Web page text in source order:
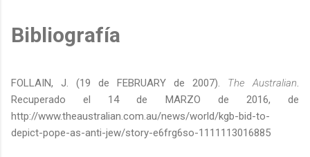
Bibliografía
FOLLAIN, J. (19 de FEBRUARY de 2007). The Australian
Recuperado el 14 de MARZO de 2016, de
http://www.theaustralian.com.au/news/world/kgb-bid-to-
depict-pope-as-anti-jew/story-e6frg6so-1111113016885